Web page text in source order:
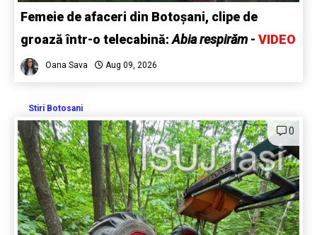
Femeie de afaceri din Botoșani, clipe de
groază într-o telecabină:Abia respirăm - VIDEO
Oana Sava Aug 09, 2026
Stiri Botosani
0